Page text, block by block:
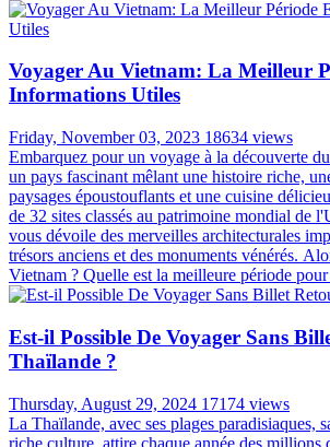
Voyager Au Vietnam: La Meilleur
Informations Utiles
Friday, November 03, 2023 18634 views
Embarquez pour un voyage à la découverte
un pays fascinant mêlant une histoire riche,
paysages époustouflants et une cuisine
de 32 sites classés au patrimoine mondial de
vous dévoile des merveilles architecturales
trésors anciens et des monuments vénérés.
Vietnam ? Quelle est la meilleure période
Est-il Possible De Voyager Sans
Thaïlande ?
Thursday, August 29, 2024 17174 views
La Thaïlande, avec ses plages paradisiaques,
riche culture, attire chaque année des millions